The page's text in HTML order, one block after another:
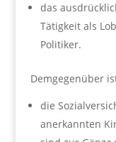
das
Tätigkeit als
Politiker.
Demgegenüber
die
anerkannten